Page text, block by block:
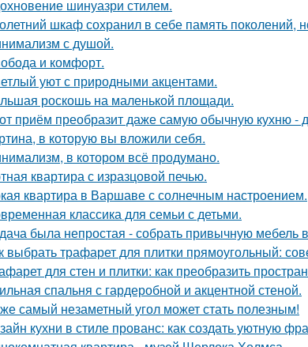
шинуазри стилем.
шкаф сохранил в себе память поколений,
с душой.
и комфорт.
уют с природными акцентами.
роскошь на маленькой площади.
приём преобразит даже самую обычную кухню -
в которую вы вложили себя.
в котором всё продумано.
квартира с изразцовой печью.
квартира в Варшаве с солнечным настроением.
классика для семьи с детьми.
была непростая - собрать привычную мебель
выбрать трафарет для плитки прямоугольный:
для стен и плитки: как преобразить
спальня с гардеробной и акцентной стеной.
самый незаметный угол может стать полезным!
кухни в стиле прованс: как создать уютную